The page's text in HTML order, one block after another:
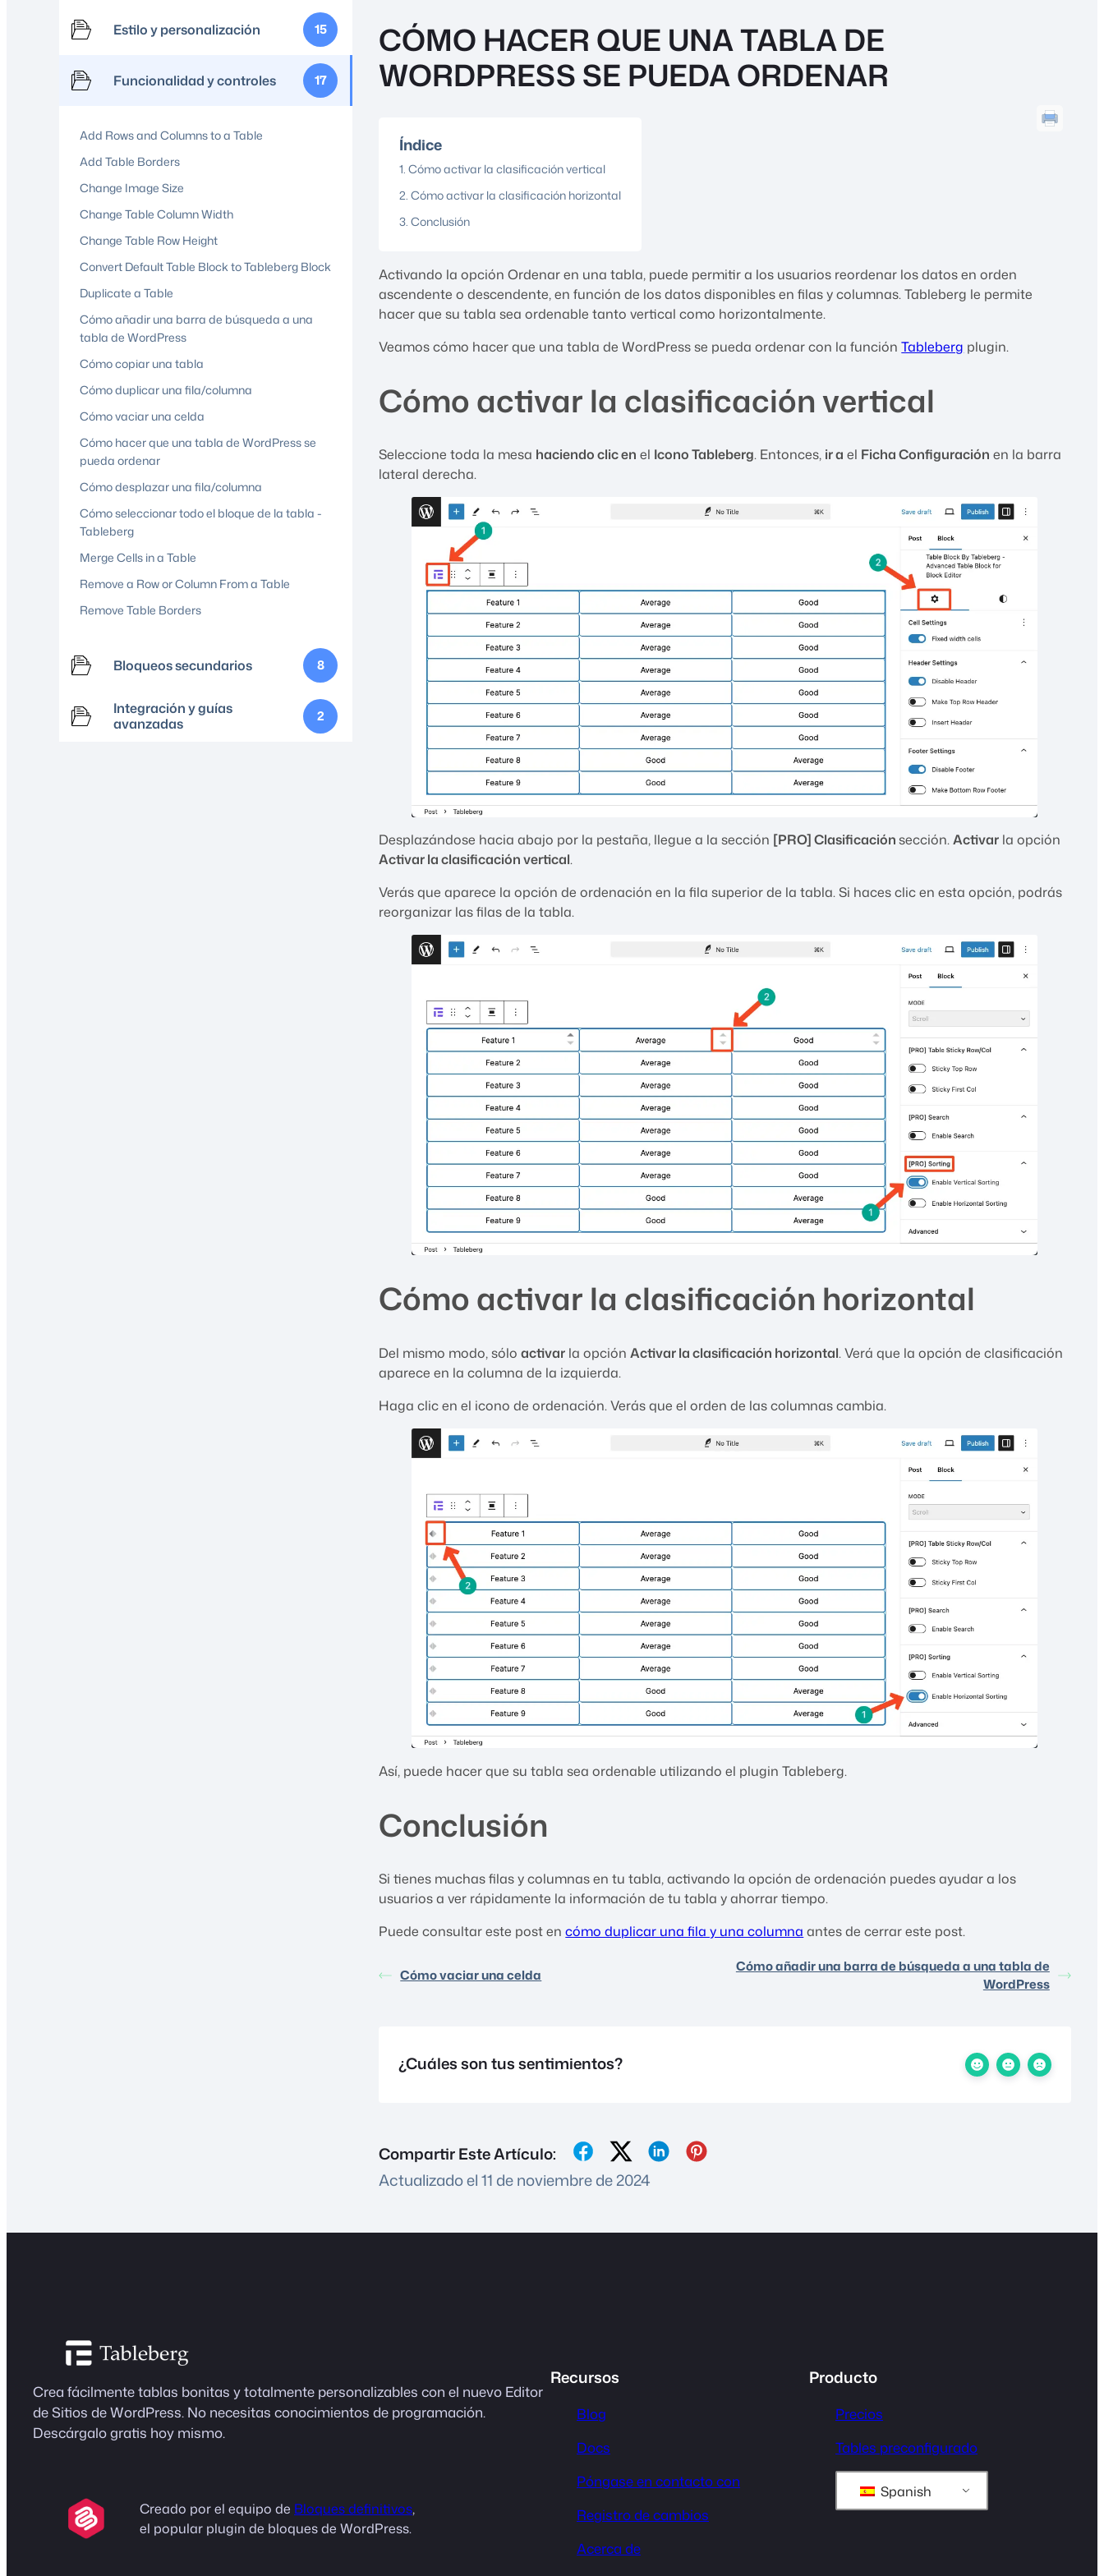
Estilo y personalización 15
Funcionalidad y controles 17
Add Rows and Columns to a Table
Add Table Borders
Change Image Size
Change Table Column Width
Change Table Row Height
Convert Default Table Block to Tableberg Block
Duplicate a Table
Cómo añadir una barra de búsqueda a una
tabla de WordPress
Cómo copiar una tabla
Cómo duplicar una fila/columna
Cómo vaciar una celda
Cómo hacer que una tabla de WordPress se
pueda ordenar
Cómo desplazar una fila/columna
Cómo seleccionar todo el bloque de la tabla -
Tableberg
Merge Cells in a Table
Remove a Row or Column From a Table
Remove Table Borders
Bloqueos secundarios 8
Integración y guías
avanzadas
2
CÓMO HACER QUE UNA TABLA DE
WORDPRESS SE PUEDA ORDENAR
Índice
Cómo activar la clasificación vertical
Cómo activar la clasificación horizontal
Conclusión
Activando la opción Ordenar en una tabla, puede permitir a los usuarios reordenar los datos en orden
ascendente o descendente, en función de los datos disponibles en filas y columnas. Tableberg le permite
hacer que su tabla sea ordenable tanto vertical como horizontalmente.
Veamos cómo hacer que una tabla de WordPress se pueda ordenar con la funciónTableberg plugin.
Cómo activar la clasificación vertical
Seleccione toda la mesa haciendo clic en el Icono Tableberg. Entonces, ir a el Ficha Configuración en la barra
lateral derecha.
Desplazándose hacia abajo por la pestaña, llegue a la sección [PRO] Clasificaciónsección.Activar la opción
Activar la clasificación vertical.
Verás que aparece la opción de ordenación en la fila superior de la tabla. Si haces clic en esta opción, podrás
reorganizar las filas de la tabla.
Cómo activar la clasificación horizontal
Del mismo modo, sóloactivar la opciónActivar la clasificación horizontal. Verá que la opción de clasificación
aparece en la columna de la izquierda.
Haga clic en el icono de ordenación. Verás que el orden de las columnas cambia.
Así, puede hacer que su tabla sea ordenable utilizando el plugin Tableberg.
Conclusión
Si tienes muchas filas y columnas en tu tabla, activando la opción de ordenación puedes ayudar a los
usuarios a ver rápidamente la información de tu tabla y ahorrar tiempo.
Puede consultar este post encómo duplicar una fila y una columna antes de cerrar este post.
Cómo vaciar una celda
Cómo añadir una barra de búsqueda a una tabla de
WordPress
¿Cuáles son tus sentimientos?
Compartir Este Artículo:
Actualizado el 11 de noviembre de 2024
Crea fácilmente tablas bonitas y totalmente personalizables con el nuevo Editor
de Sitios de WordPress. No necesitas conocimientos de programación.
Descárgalo gratis hoy mismo.
Creado por el equipo de Bloques definitivos,
el popular plugin de bloques de WordPress.
Recursos
Blog
Docs
Póngase en contacto con
Registro de cambios
Acerca de
Producto
Precios
Tables preconfigurado
Spanish